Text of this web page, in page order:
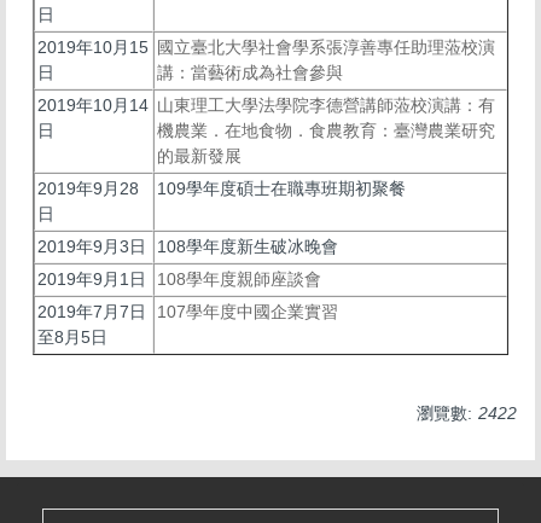
日
2019年10月15
日
國立臺北大學社會學系張淳善專任助理蒞校演
講：當藝術成為社會參與
2019年10月14
日
山東理工大學法學院李德營講師蒞校演講：有
機農業．在地食物．食農教育：臺灣農業研究
的最新發展
2019年9月28
日
109學年度碩士在職專班期初聚餐
2019年9月3日
108學年度新生破冰晚會
2019年9月1日
108學年度親師座談會
2019年7月7日
至8月5日
107學年度中國企業實習
瀏覽數: 2422